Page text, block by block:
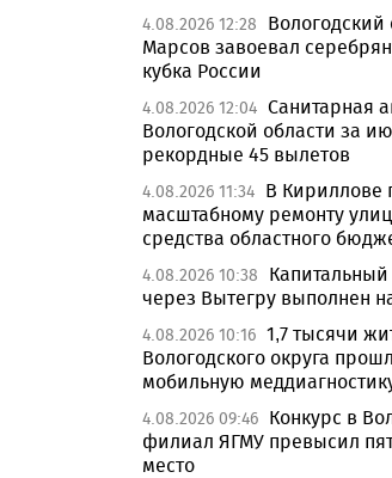
4.08.2026 12:28
Вологодский
Марсов завоевал
кубка России
4.08.2026 12:04 Санитарная
Вологодской области за
рекордные 45 вылетов
4.08.2026 11:34 В Кириллове
масштабному ремонту
средства областного
4.08.2026 10:38
через Вытегру выполнен
4.08.2026 10:16 1,7 тысячи
Вологодского округа
мобильную
4.08.2026 09:46 Конкурс в
филиал ЯГМУ превысил
место